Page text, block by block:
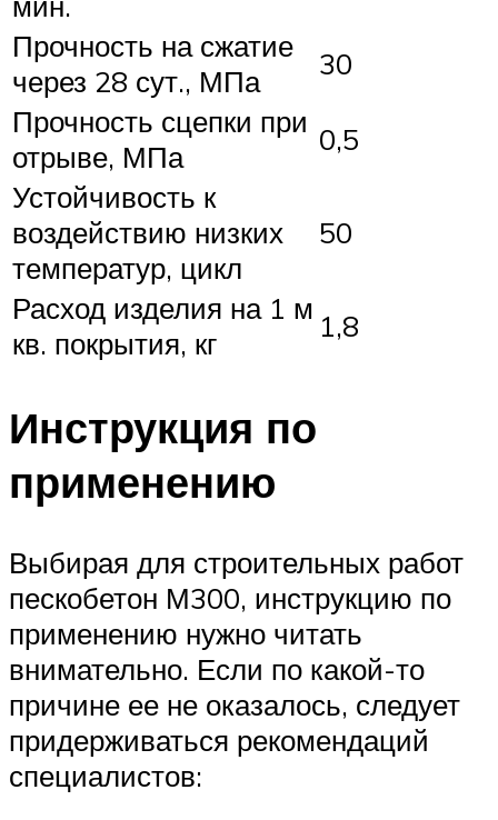
Прочность на сжатие
через 28 сут., МПа
30
Прочность сцепки при
отрыве, МПа
0,5
Устойчивость к
воздействию низких
температур, цикл
50
Расход изделия на 1 м
кв. покрытия, кг
1,8
Инструкция по
применению
Выбирая для строительных работ
пескобетон М300, инструкцию по
применению нужно читать
внимательно. Если по какой-то
причине ее не оказалось, следует
придерживаться рекомендаций
специалистов: